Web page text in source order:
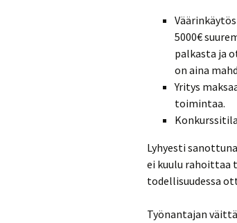
5000€
palkasta ja
on aina
Yritys
toimintaa.
Lyhyesti
ei kuulu rahoittaa
todellisuudessa
Työnantajan